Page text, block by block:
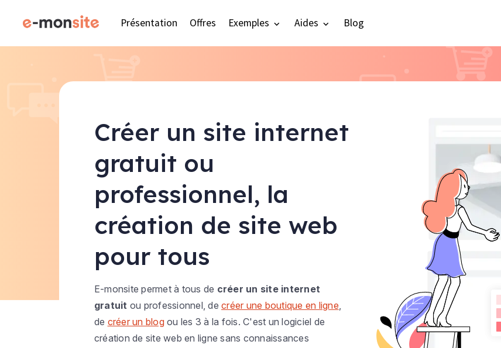
Présentation Offres Exemples Aides Blog
Créer un site internet
gratuit ou
professionnel, la
création de site web
pour tous
E-monsite permet à tous de créer un site internet
gratuit ou professionnel, decréer une boutique en ligne,
de créer un blogou les 3 à la fois. C'est un logiciel de
création de site web en ligne sans connaissances